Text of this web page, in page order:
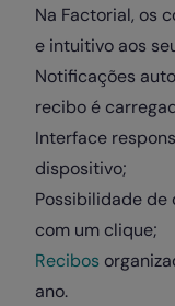
Na Factorial, os
e intuitivo aos
Notificações
recibo é
Interface
dispositivo;
Possibilidade de
com um clique;
Recibos
ano.